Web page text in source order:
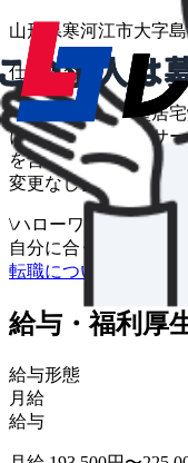
山形県寒河江市大字
仕事内容
＊小規模多機能型居
に 対して介護サー
を含む介護業務全般
変更なし】
\ハローワークの求人
自分に合う求人を探
転職について相談する
給与・福利厚
給与形態
月給
給与